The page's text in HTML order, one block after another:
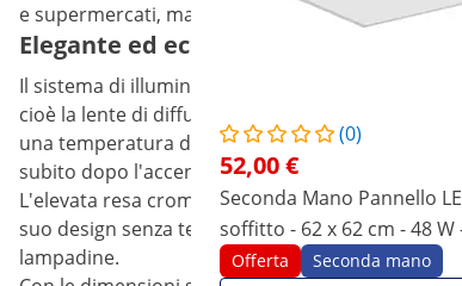
(0)
52,00 €
Seconda Mano Pannello
soffitto - 62 x 62 cm - 48 W
lm - 3 temperature del
Offerta Seconda mano
e supermercati, ma anche per cucine
Elegante ed ecologico! L'economica
Il sistema di illuminazione a LED a quattro lati
cioè la lente di diffusione incorporata,
una temperatura del colore di 3.000 K (bianco
subito dopo l'accensione.
L'elevata resa cromatica di ≥ 80 CRI garantisce
suo design senza tempo con una cornice in
lampadine.